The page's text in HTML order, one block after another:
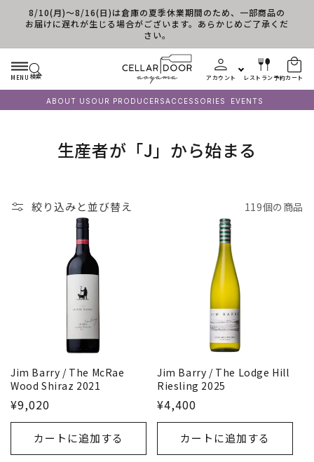
コンテンツに進む
8/10(月)～8/16(日)は倉庫の夏季休業期間のため、一部商品の
お届けに遅れが生じる場合がございます。あらかじめご了承くだ
さい。
MENU 検索 アカウント レストラン予約カート
ABOUT US OUR PRODUCERSACCESSORIES EVENTS
コ
シ
ン
生産者が「J」から始まる
絞り込みと並び替え 119個の商品
Jim Barry / The McRae
Wood Shiraz 2021
¥9,020
カートに追加する
Jim Barry / The Lodge Hill
Riesling 2025
¥4,400
カートに追加する